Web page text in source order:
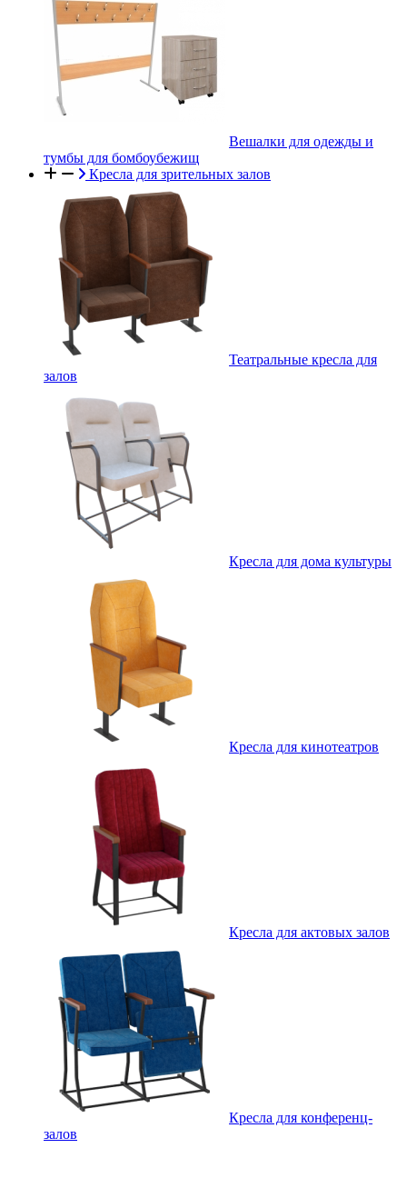
Вешалки для одежды и
тумбы для бомбоубежищ
Кресла для зрительных залов
Театральные кресла для
залов
Кресла для дома культуры
Кресла для кинотеатров
Кресла для актовых залов
Кресла для конференц-
залов